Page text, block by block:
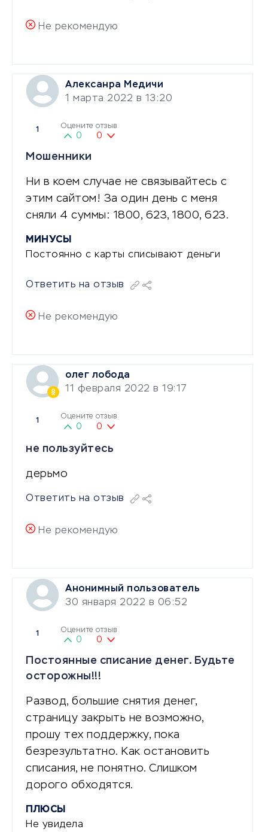
Не рекомендую
Алексанра Медичи
1 марта 2022 в 13:20
1 Оцените отзыв
0 0
Мошенники
Ни в коем случае не связывайтесь с
этим сайтом! За один день с меня
сняли 4 суммы: 1800, 623, 1800, 623.
МИНУСЫ
Постоянно с карты списывают деньги
Ответить на отзыв
Не рекомендую
олег лобода
11 февраля 2022 в 19:17
1
Оцените отзыв
0 0
не пользуйтесь
дерьмо
Ответить на отзыв
Не рекомендую
Анонимный пользователь
30 января 2022 в 06:52
1 Оцените отзыв
0 0
Постоянные списание денег. Будьте
осторожны!!!
Развод, большие снятия денег,
страницу закрыть не возможно,
прошу тех поддержку, пока
безрезультатно. Как остановить
списания, не понятно. Слишком
дорого обходятся.
ПЛЮСЫ
Не увидела